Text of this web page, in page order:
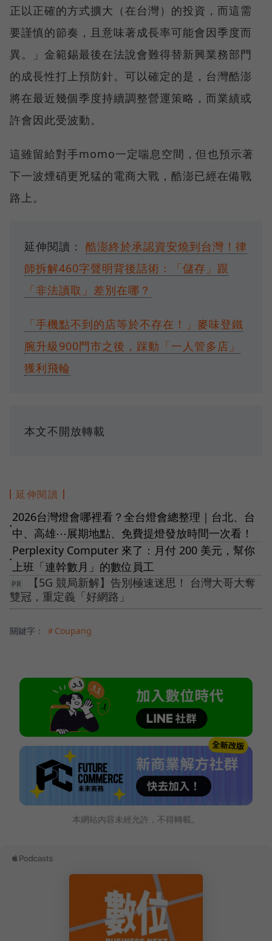
正以正確的方式擴大（在台灣）的投資，而這需
要謹慎的節奏，且意味著成長率可能會因季度而
異。」金範錫最後在法說會難得替新興業務部門
的成長性打上預防針。可以確定的是，台灣酷澎
將在最近幾個季度持續調整營運策略，而業績或
許會因此受波動。
這雖留給對手momo一定喘息空間，但也預示著
下一波煙硝更兇猛的電商大戰，酷澎已經在備戰
路上。
延伸閱讀： 酷澎終於承認資安燒到台灣！律
師拆解460字聲明背後話術：「儲存」跟
「非法讀取」差別在哪？
「手機點不到的店等於不存在！」麥味登鐵
腕升級900門市之後，踩動「一人管多店」
獲利飛輪
本文不開放轉載
延伸閱讀
●
2026台灣燈會哪裡看？全台燈會總整理｜台北、台
中、高雄⋯展期地點、免費提燈發放時間一次看！
●
Perplexity Computer 來了：月付 200 美元，幫你
上班「連幹數月」的數位員工
【5G 競局新解】告別極速迷思！ 台灣大哥大奪
雙冠，重定義「好網路」
關鍵字： ＃Coupang
本網站內容未經允許，不得轉載。